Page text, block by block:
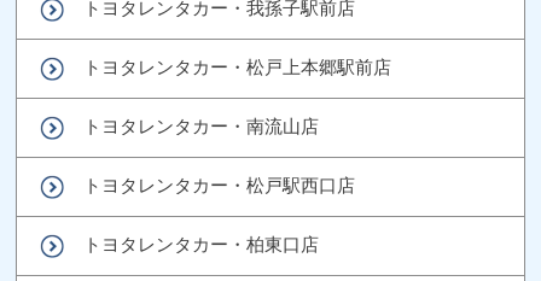
トヨタレンタカー・我孫子駅前店
トヨタレンタカー・松戸上本郷駅前店
トヨタレンタカー・南流山店
トヨタレンタカー・松戸駅西口店
トヨタレンタカー・柏東口店